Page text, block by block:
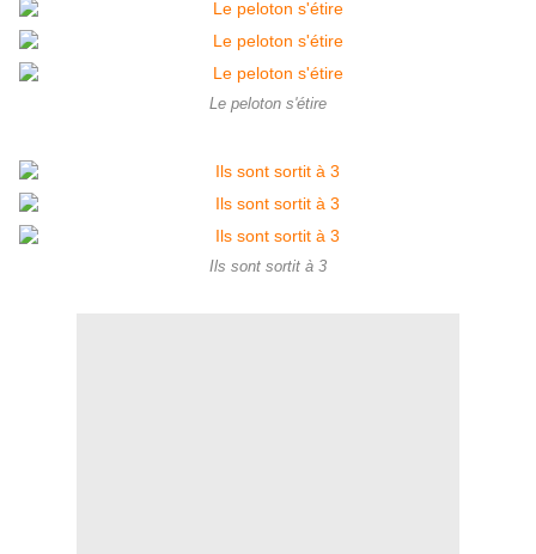
Le peloton s'étire
Ils sont sortit à 3